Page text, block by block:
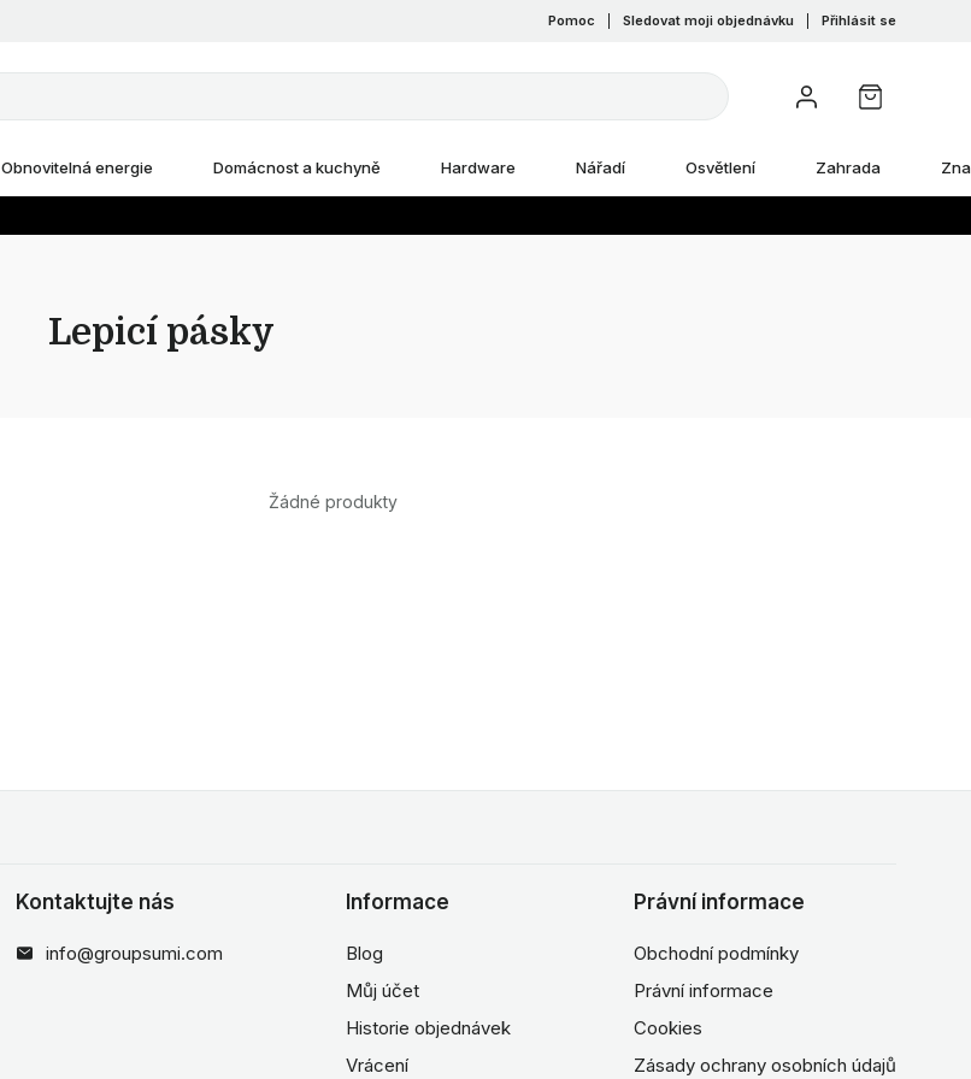
Pomoc Sledovat moji objednávku Přihlásit se
Obnovitelná energie Domácnost a kuchyně Hardware Nářadí Osvětlení Zahrada
Lepicí pásky
Žádné produkty
Kontaktujte nás
info@groupsumi.com
Informace
Blog
Můj účet
Historie objednávek
Vrácení
Právní informace
Obchodní podmínky
Právní informace
Cookies
Zásady ochrany osobních údajů